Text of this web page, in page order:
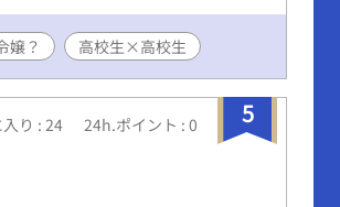
嬢？ 高校生×高校生
5
り : 24 24h.ポイント : 0